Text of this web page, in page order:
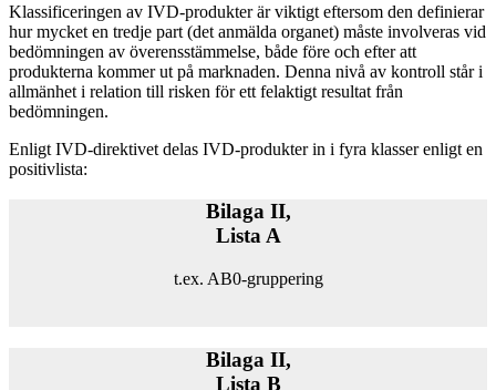
Klassificeringen av IVD-produkter är viktigt eftersom den definierar
hur mycket en tredje part (det anmälda organet) måste involveras vid
bedömningen av överensstämmelse, både före och efter att
produkterna kommer ut på marknaden. Denna nivå av kontroll står i
allmänhet i relation till risken för ett felaktigt resultat från
bedömningen.
Enligt IVD-direktivet delas IVD-produkter in i fyra klasser enligt en
positivlista:
Bilaga II,
Lista A
t.ex. AB0-gruppering
Bilaga II,
Lista B